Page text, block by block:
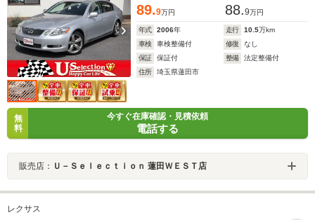
89.9万円 88.9万円
年式 2006年 走行 10.5万km
車検
車検整備付 修復
なし
保証
保証付 整備
法定整備付
住所
埼玉県蓮田市
無
料
今すぐ在庫確認・見積依頼
電話する
販売店： Ｕ－Ｓｅｌｅｃｔｉｏｎ 蓮田ＷＥＳＴ店
レクサス